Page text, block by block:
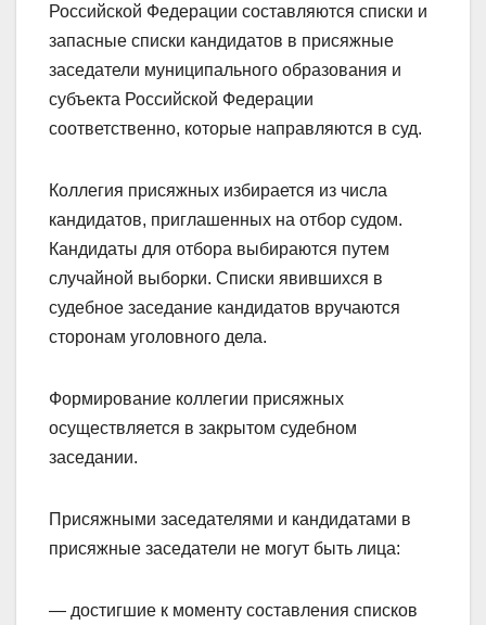
Российской Федерации составляются списки и
запасные списки кандидатов в присяжные
заседатели муниципального образования и
субъекта Российской Федерации
соответственно, которые направляются в суд.
Коллегия присяжных избирается из числа
кандидатов, приглашенных на отбор судом.
Кандидаты для отбора выбираются путем
случайной выборки. Списки явившихся в
судебное заседание кандидатов вручаются
сторонам уголовного дела.
Формирование коллегии присяжных
осуществляется в закрытом судебном
заседании.
Присяжными заседателями и кандидатами в
присяжные заседатели не могут быть лица:
— достигшие к моменту составления списков